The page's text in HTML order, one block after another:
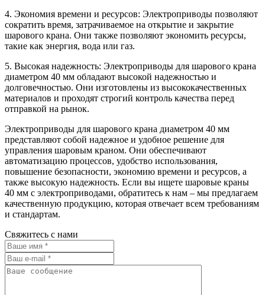
4. Экономия времени и ресурсов: Электроприводы позволяют
сократить время, затрачиваемое на открытие и закрытие
шарового крана. Они также позволяют экономить ресурсы,
такие как энергия, вода или газ.
5. Высокая надежность: Электроприводы для шарового крана
диаметром 40 мм обладают высокой надежностью и
долговечностью. Они изготовлены из высококачественных
материалов и проходят строгий контроль качества перед
отправкой на рынок.
Электроприводы для шарового крана диаметром 40 мм
представляют собой надежное и удобное решение для
управления шаровым краном. Они обеспечивают
автоматизацию процессов, удобство использования,
повышение безопасности, экономию времени и ресурсов, а
также высокую надежность. Если вы ищете шаровые краны
40 мм с электроприводами, обратитесь к нам – мы предлагаем
качественную продукцию, которая отвечает всем требованиям
и стандартам.
Свяжитесь с нами